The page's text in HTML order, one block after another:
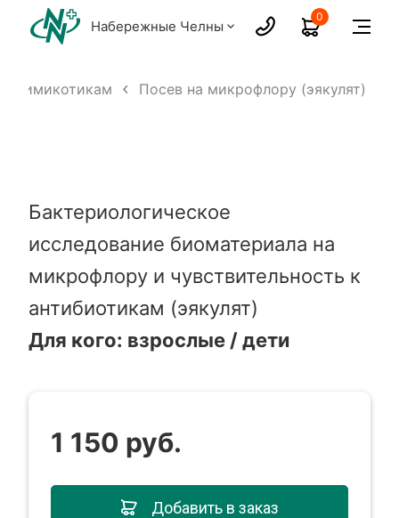
Набережные Челны
0
Посев на микрофлору (эякулят)
Бактериологическое
исследование биоматериала на
микрофлору и чувствительность к
антибиотикам (эякулят)
Для кого: взрослые / дети
1 150 руб.
Добавить в заказ